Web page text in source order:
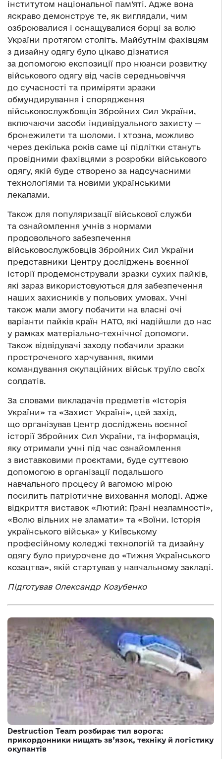
інститутом національної пам’яті. Адже вона
яскраво демонструє те, як виглядали, чим
озброювалися і оснащувалися борці за волю
України протягом століть. Майбутнім фахівцям
з дизайну одягу було цікаво дізнатися
за допомогою експозиції про нюанси розвитку
військового одягу від часів середньовіччя
до сучасності та приміряти зразки
обмундирування і спорядження
військовослужбовців Збройних Сил України,
включаючи засоби індивідуального захисту —
бронежилети та шоломи. І хтозна, можливо
через декілька років саме ці підлітки стануть
провідними фахівцями з розробки військового
одягу, якій буде створено за надсучасними
технологіями та новими українськими
лекалами.
Також для популяризації військової служби
та ознайомлення учнів з нормами
продовольчого забезпечення
військовослужбовців Збройних Сил України
представники Центру досліджень воєнної
історії продемонстрували зразки сухих пайків,
які зараз використовуються для забезпечення
наших захисників у польових умовах. Учні
також мали змогу побачити на власні очі
варіанти пайків країн НАТО, які надійшли до нас
у рамках матеріально-технічної допомоги.
Також відвідувачі заходу побачили зразки
простроченого харчування, якими
командування окупаційних військ труїло своїх
солдатів.
За словами викладачів предметів «Історія
України» та «Захист Україні», цей захід,
що організував Центр досліджень воєнної
історії Збройних Сил України, та інформація,
яку отримали учні під час ознайомлення
з виставковими проєктами, буде суттєвою
допомогою в організації подальшого
навчального процесу й вагомою мірою
посилить патріотичне виховання молоді. Адже
відкриття виставок «Лютий: Грані незламності»,
«Волю вільних не зламати» та «Воїни. Історія
українського війська» у Київському
професійному коледжі технологій та дизайну
одягу було приурочене до «Тижня Українського
козацтва», якій стартував у навчальному закладі.
Підготував Олександр Козубенко
Destruction Team розбирає тил ворога:
прикордонники нищать зв’язок, техніку й логістику
окупантів